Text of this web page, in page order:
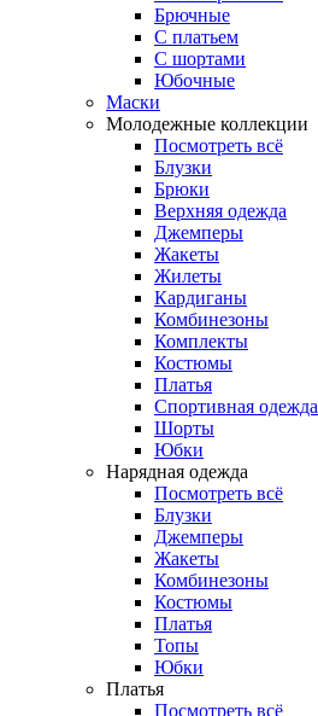
Брючные
С платьем
С шортами
Юбочные
Маски
Молодежные коллекции
Посмотреть всё
Блузки
Брюки
Верхняя одежда
Джемперы
Жакеты
Жилеты
Кардиганы
Комбинезоны
Комплекты
Костюмы
Платья
Спортивная одежда
Шорты
Юбки
Нарядная одежда
Посмотреть всё
Блузки
Джемперы
Жакеты
Комбинезоны
Костюмы
Платья
Топы
Юбки
Платья
Посмотреть всё